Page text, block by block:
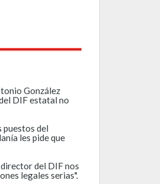
González
DIF estatal no
puestos del
les pide que
del DIF nos
legales serias".